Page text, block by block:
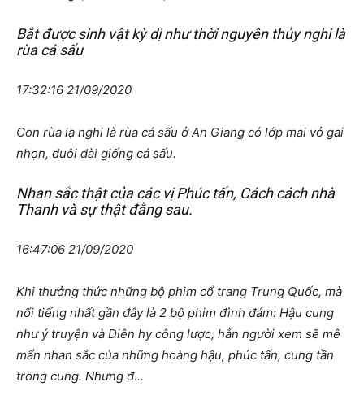
Bắt được sinh vật kỳ dị như thời nguyên thủy nghi là
rùa cá sấu
17:32:16 21/09/2020
Con rùa lạ nghi là rùa cá sấu ở An Giang có lớp mai vỏ gai
nhọn, đuôi dài giống cá sấu.
Nhan sắc thật của các vị Phúc tấn, Cách cách nhà
Thanh và sự thật đằng sau.
16:47:06 21/09/2020
Khi thưởng thức những bộ phim cổ trang Trung Quốc, mà
nổi tiếng nhất gần đây là 2 bộ phim đình đám: Hậu cung
như ý truyện và Diên hy công lược, hẳn người xem sẽ mê
mẩn nhan sắc của những hoàng hậu, phúc tấn, cung tần
trong cung. Nhưng đ…